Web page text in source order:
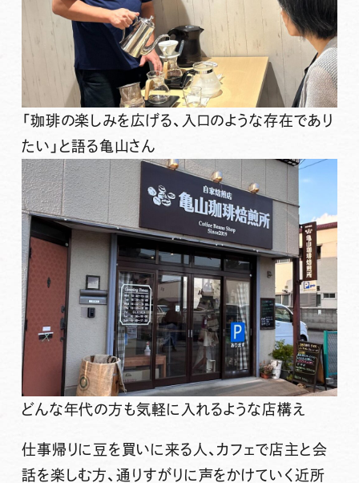
「珈琲の楽しみを広げる、入口のような存在であり
たい」と語る亀山さん
どんな年代の方も気軽に入れるような店構え
仕事帰りに豆を買いに来る人、カフェで店主と会
話を楽しむ方、通りすがりに声をかけていく近所